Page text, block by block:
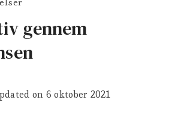
gennem
on 6 oktober 2021